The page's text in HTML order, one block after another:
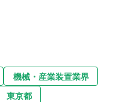
機械・産業装置業界
東京都